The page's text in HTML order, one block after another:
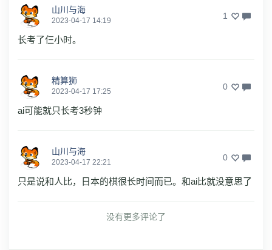
山川与海
2023-04-17 14:19 1
长考了仨小时。
精算狮
2023-04-17 17:25 0
ai可能就只长考3秒钟
山川与海
2023-04-17 22:21 0
只是说和人比，日本的棋很长时间而已。和ai比就没意思了
没有更多评论了